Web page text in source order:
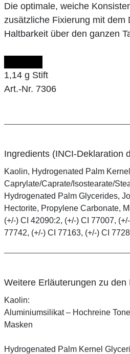
Die optimale, weiche
zusätzliche Fixierung mit
Haltbarkeit über den ganzen
1,14 g Stift
Art.-Nr. 7306
Ingredients (INCI-Deklaration
Kaolin, Hydrogenated Palm
Caprylate/Caprate/Isostearate/
Hydrogenated Palm Glycerides,
Hectorite, Propylene Carbonate,
(+/-) CI 42090:2, (+/-) CI 77007,
77742, (+/-) CI 77163, (+/-) CI
Weitere Erläuterungen zu den
Kaolin:
Aluminiumsilikat – Hochreine
Masken
Hydrogenated Palm Kernel